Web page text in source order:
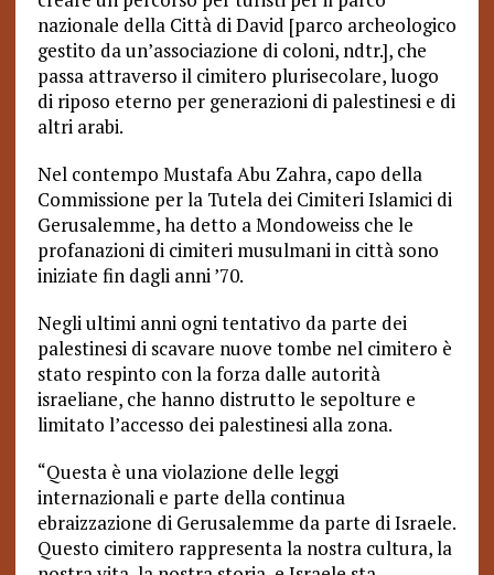
nazionale della Città di David [parco archeologico
gestito da un’associazione di coloni, ndtr.], che
passa attraverso il cimitero plurisecolare, luogo
di riposo eterno per generazioni di palestinesi e di
altri arabi.
Nel contempo Mustafa Abu Zahra, capo della
Commissione per la Tutela dei Cimiteri Islamici di
Gerusalemme, ha detto a Mondoweiss che le
profanazioni di cimiteri musulmani in città sono
iniziate fin dagli anni ’70.
Negli ultimi anni ogni tentativo da parte dei
palestinesi di scavare nuove tombe nel cimitero è
stato respinto con la forza dalle autorità
israeliane, che hanno distrutto le sepolture e
limitato l’accesso dei palestinesi alla zona.
“Questa è una violazione delle leggi
internazionali e parte della continua
ebraizzazione di Gerusalemme da parte di Israele.
Questo cimitero rappresenta la nostra cultura, la